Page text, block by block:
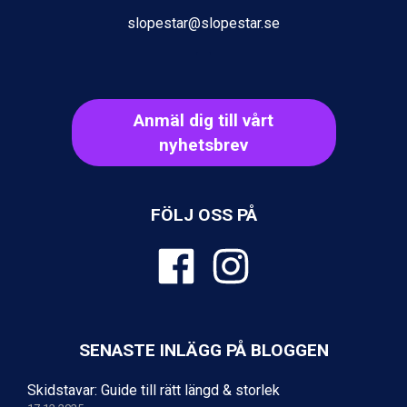
St. Anton från 11.245 kr.
Ponte di Legno från 7.395 kr.
Sauze dOulx från 6.145 kr.
Alleghe från 8.545 kr.
Bad Gastein från 6.295 kr.
La Thuile från 7.045 kr.
Passo Tonale från 5.895 kr.
Saalbach från 9.445 kr.
Sölden från 12.995 kr.
Sestriere från 6.945 kr.
Fieberbrunn från 9.645 kr.
slopestar@slopestar.se
Anmäl dig till vårt
nyhetsbrev
FÖLJ OSS PÅ
SENASTE INLÄGG PÅ BLOGGEN
Skidstavar: Guide till rätt längd & storlek